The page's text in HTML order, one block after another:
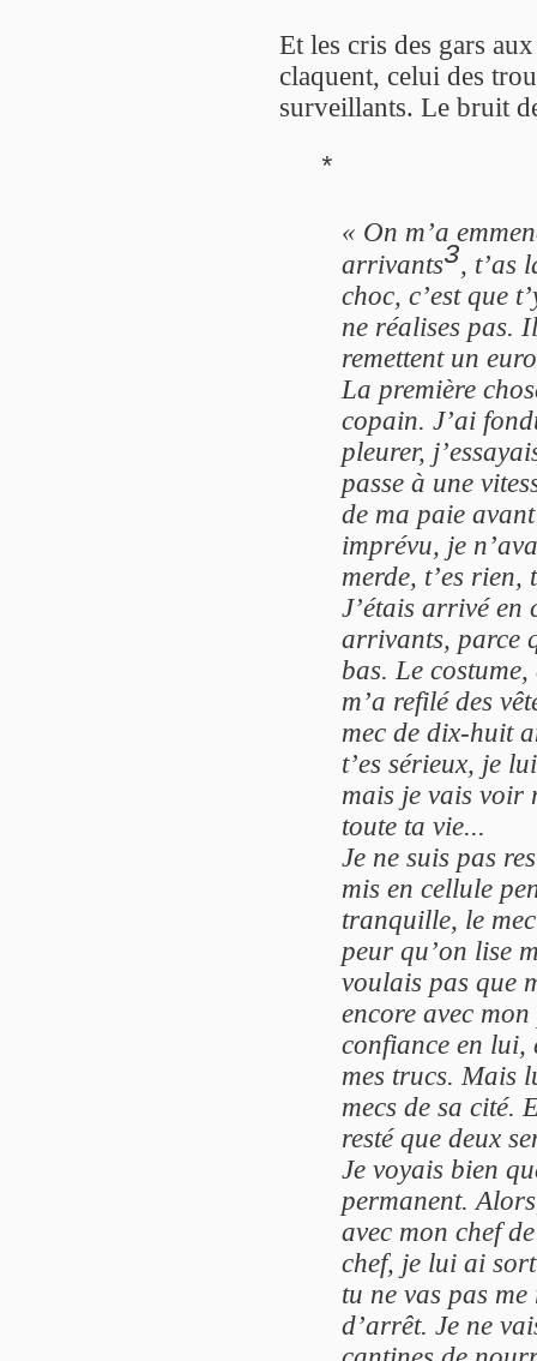
Et les cris des gars
claquent, celui des
surveillants. Le bruit
*
« On m’a
arrivants3, t’as
choc, c’est que
ne réalises pas.
remettent un
La première
copain. J’ai
pleurer,
passe à une
de ma paie
imprévu, je
merde, t’es
J’étais arrivé en
arrivants, parce
bas. Le
m’a refilé des
mec de dix-huit
t’es sérieux, je
mais je vais voir
toute ta vie...
Je ne suis pas
mis en cellule
tranquille, le
peur qu’on lise
voulais pas que
encore avec
confiance en lui,
mes trucs. Mais
mecs de sa cité.
resté que deux
Je voyais bien
permanent.
avec mon chef
chef, je lui ai
tu ne vas pas
d’arrêt. Je ne